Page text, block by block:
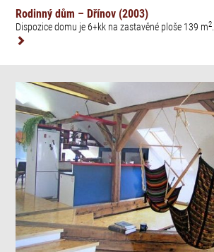
Rodinný dům – Dřínov (2003)
Dispozice domu je 6+kk na zastavěné ploše 139 m2.